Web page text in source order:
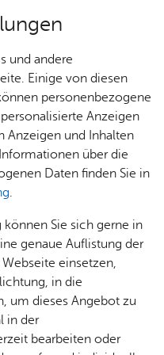
Bauen
& Um­
welt
Geo­
da­ten
Ge­
sund­
heit &
kum
2023
,Me­di­en­in­for­ma­tio­nen
im Stadtteil
ab Herbst
acht Gruppen. Die
und andere
Einige von diesen
personenbezogene
Anzeigen
Anzeigen und Inhalten
über die
Daten finden Sie in
.
Sie sich gerne in
genaue Auflistung der
einsetzen,
in die
um dieses Angebot zu
in der
bearbeiten oder